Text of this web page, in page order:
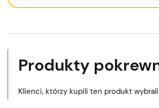
Produkty
Klienci, którzy kupili ten produkt wybrali